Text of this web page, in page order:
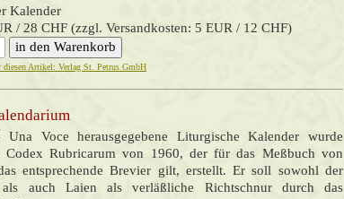
Kalender
/ 28 CHF (zzgl. Versandkosten: 5 EUR / 12 CHF)
diesen Artikel: Verlag St. Petrus GmbH
Voce herausgegebene Liturgische Kalender wurde
Codex Rubricarum von 1960, der für das Meßbuch von
entsprechende Brevier gilt, erstellt. Er soll sowohl der
als auch Laien als verläßliche Richtschnur durch das